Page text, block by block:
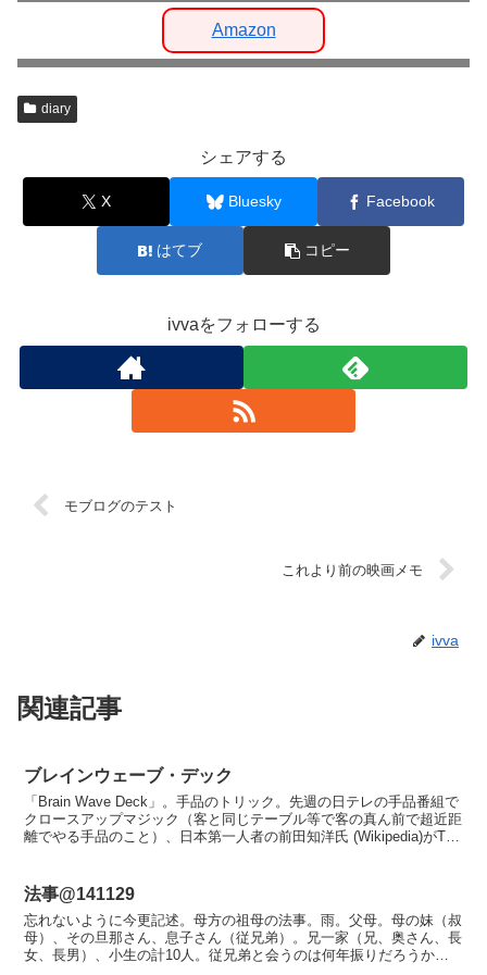
Amazon
diary
シェアする
X Bluesky Facebook
はてブ コピー
ivvaをフォローする
モブログのテスト
これより前の映画メモ
ivva
関連記事
ブレインウェーブ・デック
「Brain Wave Deck」。手品のトリック。先週の日テレの手品番組で
クロースアップマジック（客と同じテーブル等で客の真ん前で超近距
離でやる手品のこと）、日本第一人者の前田知洋氏 (Wikipedia)がTV
法事@141129
忘れないように今更記述。母方の祖母の法事。雨。父母。母の妹（叔
母）、その旦那さん、息子さん（従兄弟）。兄一家（兄、奥さん、長
女、長男）、小生の計10人。従兄弟と会うのは何年振りだろうか。